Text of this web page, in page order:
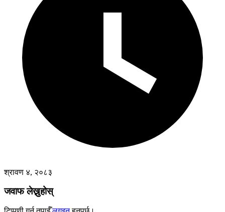
श्रावण ४, २०८३
जवाफ लेख्नुहोस्